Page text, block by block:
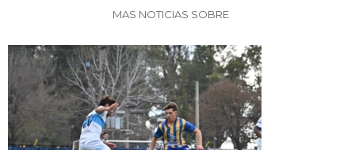
MAS NOTICIAS SOBRE